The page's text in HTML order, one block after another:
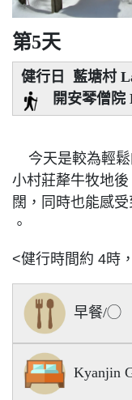
第5天
健行日 藍塘村
開安琴僧院
今天是較為輕鬆
小村莊犛牛牧地
闊，同時也能感
。
<健行時間約 4時
早餐/
Kyanjin